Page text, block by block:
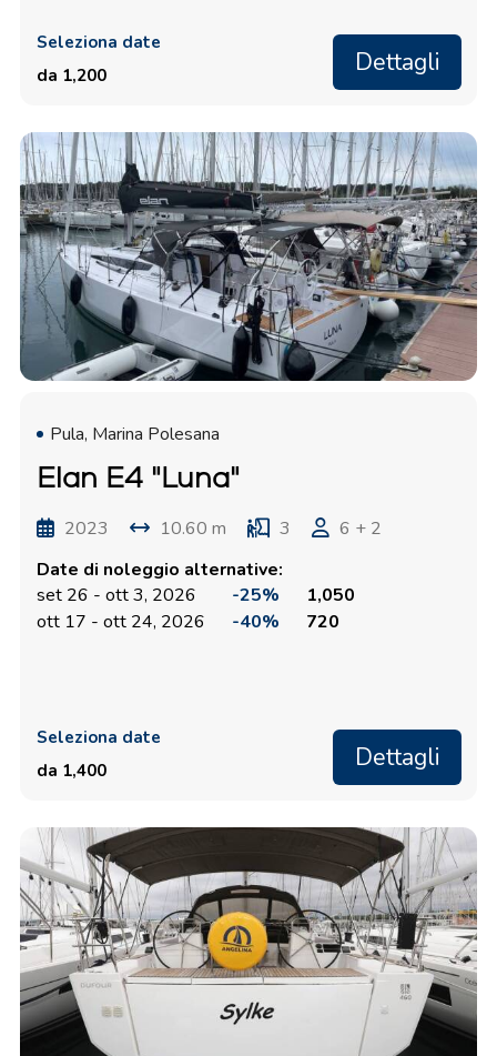
Seleziona date
da 1,200
Dettagli
Pula, Marina Polesana
Elan E4 "Luna"
2023 10.60 m 3
6 + 2
Date di noleggio alternative:
set 26 - ott 3, 2026
-25%
1,050
ott 17 - ott 24, 2026
-40% 720
Seleziona date
da 1,400
Dettagli